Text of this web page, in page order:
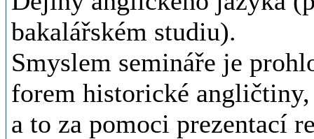
bakalářském studiu).
Smyslem semináře je
forem historické
a to za pomoci prezentací